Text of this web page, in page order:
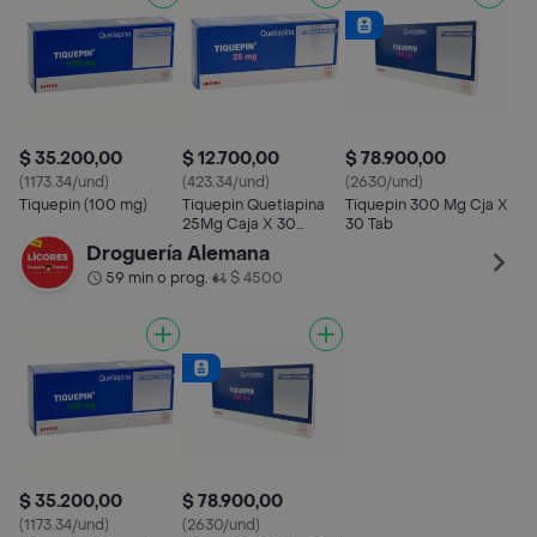
$ 35.200,00
(1173.34/und)
Tiquepin (100 mg)
$ 12.700,00
(423.34/und)
Tiquepin Quetiapina
25Mg Caja X 30
Tabletas
$ 78.900,00
(2630/und)
Tiquepin 300 Mg Cja X
30 Tab
Droguería Alemana
59 min o prog.• $ 4500
$ 35.200,00
(1173.34/und)
$ 78.900,00
(2630/und)